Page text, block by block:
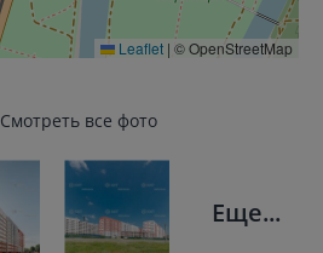
Leaflet | © OpenStreetMap
Смотреть все фото
Еще...